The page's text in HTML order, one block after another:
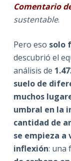
Comentario
sustentable.
Pero eso solo
descubrió el
análisis de
suelo de
muchos
umbral en la
cantidad de
se empieza a
inflexión: una